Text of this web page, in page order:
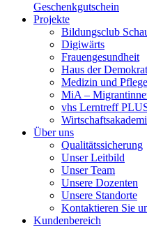
Geschenkgutschein
Projekte
Bildungsclub
Digiwärts
Frauengesundheit
Haus der
Medizin und
MiA –
vhs Lerntreff
Über uns
Qualitätssicherung
Unser Leitbild
Unser Team
Unsere Dozenten
Unsere Standorte
Kontaktieren Sie
Kundenbereich